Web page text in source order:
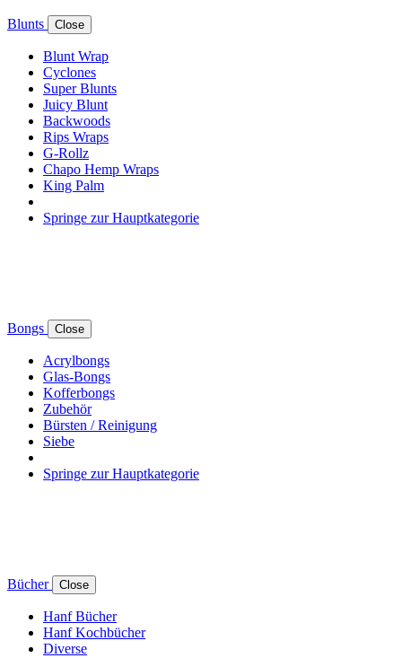
Blunts Close
Blunt Wrap
Cyclones
Super Blunts
Juicy Blunt
Backwoods
Rips Wraps
G-Rollz
Chapo Hemp Wraps
King Palm
Springe zur Hauptkategorie
Bongs Close
Acrylbongs
Glas-Bongs
Kofferbongs
Zubehör
Bürsten / Reinigung
Siebe
Springe zur Hauptkategorie
Bücher Close
Hanf Bücher
Hanf Kochbücher
Diverse